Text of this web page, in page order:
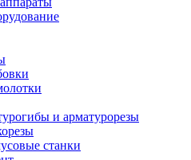
и арматурорезы
станки